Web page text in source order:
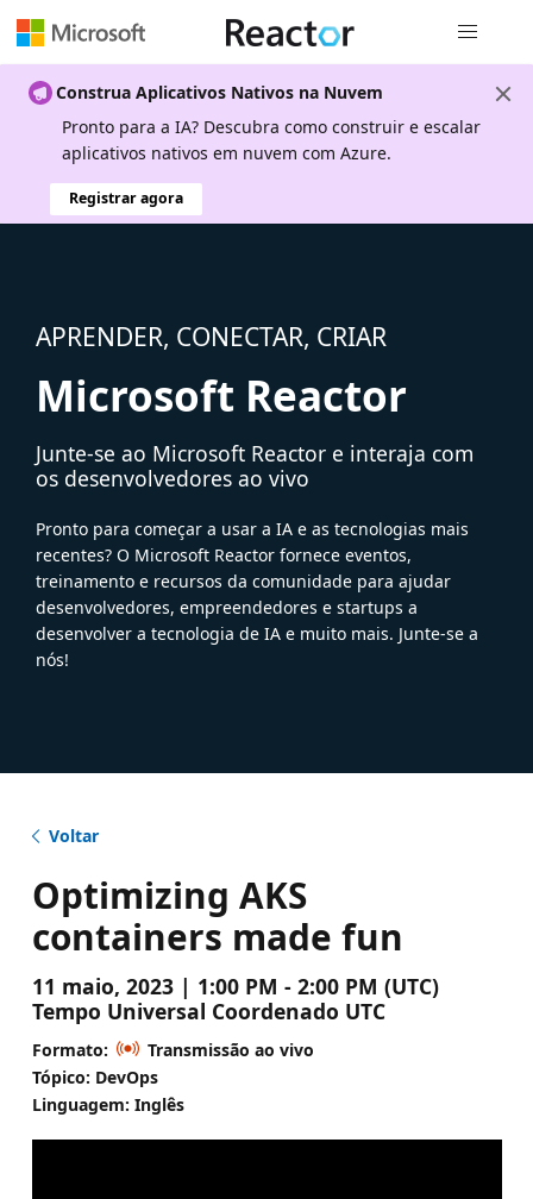
Construa Aplicativos Nativos na Nuvem
Pronto para a IA? Descubra como construir e escalar
aplicativos nativos em nuvem com Azure.
Registrar agora
APRENDER, CONECTAR, CRIAR
Microsoft Reactor
Junte-se ao Microsoft Reactor e interaja com
os desenvolvedores ao vivo
Pronto para começar a usar a IA e as tecnologias mais
recentes? O Microsoft Reactor fornece eventos,
treinamento e recursos da comunidade para ajudar
desenvolvedores, empreendedores e startups a
desenvolver a tecnologia de IA e muito mais. Junte-se a
nós!
Voltar
Optimizing AKS
containers made fun
11 maio, 2023 | 1:00 PM - 2:00 PM (UTC)
Tempo Universal Coordenado UTC
Formato:
Transmissão ao vivo
Tópico: DevOps
Linguagem: Inglês